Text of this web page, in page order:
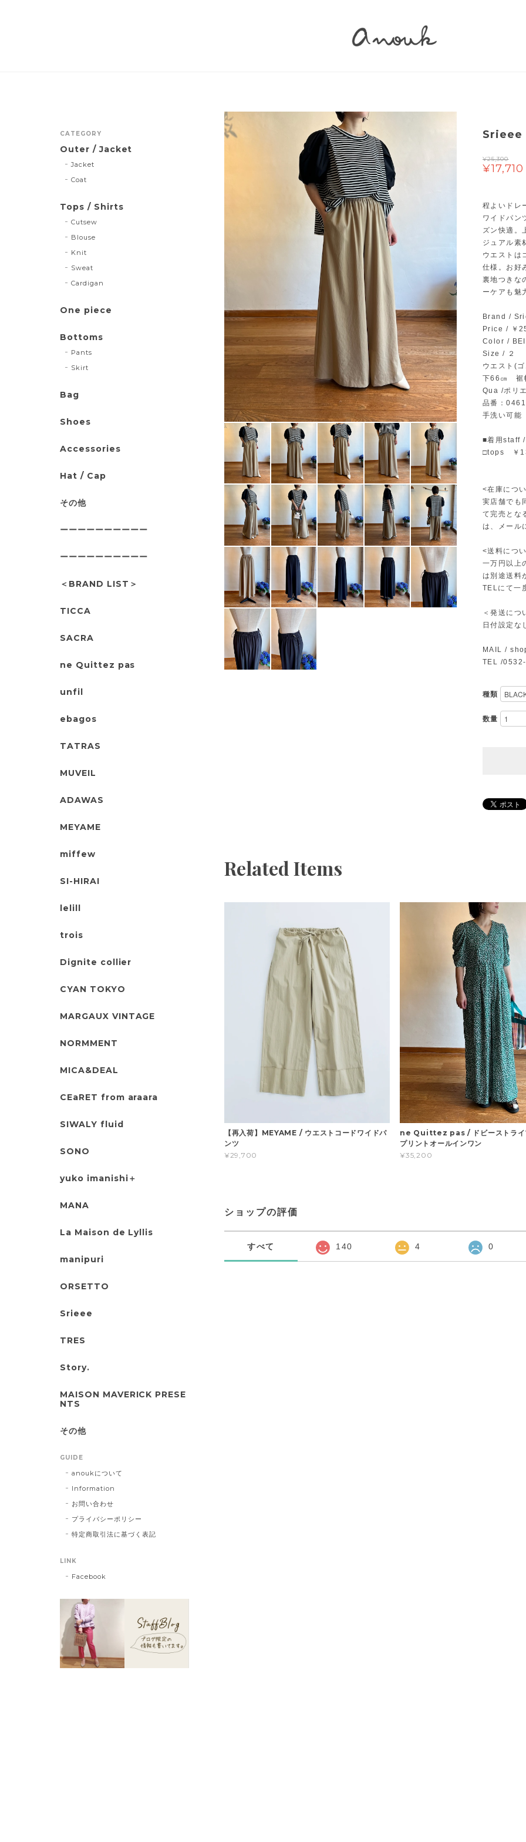
Srieee
¥25,300
¥17,710
程よいドレ
ワイドパン
ズン快適。
ジュアル素
ウエストは
仕様。お好
裏地つきな
ーケアも魅
Brand /
Price / ￥
Color /
Size / ２
ウエスト(
下66㎝ 裾
Qua /ポリ
品番：
手洗い可能
■着用staff
□tops ￥
<在庫につ
実店舗でも
て完売とな
は、メー
<送料につ
一万円以上
は別途送料
TELにて一
＜発送につ
日付設定な
MAIL /
TEL /
種類
数量
Related Items
【再入荷】MEYAME / ウエストコードワイドパ
ンツ
¥29,700
ne Quittez pas / ドビーストライ
プリントオールインワン
¥35,200
ショップの評価
すべて 140 4 0
CATEGORY
Outer / Jacket
Jacket
Coat
Tops / Shirts
Cutsew
Blouse
Knit
Sweat
Cardigan
One piece
Bottoms
Pants
Skirt
Bag
Shoes
Accessories
Hat / Cap
その他
ーーーーーーーーーー
ーーーーーーーーーー
＜BRAND LIST＞
TICCA
SACRA
ne Quittez pas
unfil
ebagos
TATRAS
MUVEIL
ADAWAS
MEYAME
miffew
SI-HIRAI
lelill
trois
Dignite collier
CYAN TOKYO
MARGAUX VINTAGE
NORMMENT
MICA&DEAL
CEaRET from araara
SIWALY fluid
SONO
yuko imanishi＋
MANA
La Maison de Lyllis
manipuri
ORSETTO
Srieee
TRES
Story.
MAISON MAVERICK PRESE
NTS
その他
GUIDE
anoukについて
Information
お問い合わせ
プライバシーポリシー
特定商取引法に基づく表記
LINK
Facebook